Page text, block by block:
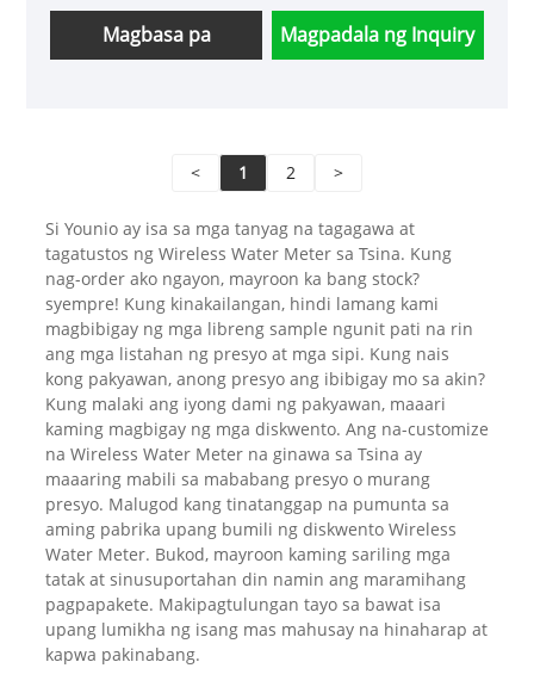
Magbasa pa
Magpadala ng Inquiry
< 1 2 >
Si Younio ay isa sa mga tanyag na tagagawa at
tagatustos ng Wireless Water Meter sa Tsina. Kung
nag-order ako ngayon, mayroon ka bang stock?
syempre! Kung kinakailangan, hindi lamang kami
magbibigay ng mga libreng sample ngunit pati na rin
ang mga listahan ng presyo at mga sipi. Kung nais
kong pakyawan, anong presyo ang ibibigay mo sa akin?
Kung malaki ang iyong dami ng pakyawan, maaari
kaming magbigay ng mga diskwento. Ang na-customize
na Wireless Water Meter na ginawa sa Tsina ay
maaaring mabili sa mababang presyo o murang
presyo. Malugod kang tinatanggap na pumunta sa
aming pabrika upang bumili ng diskwento Wireless
Water Meter. Bukod, mayroon kaming sariling mga
tatak at sinusuportahan din namin ang maramihang
pagpapakete. Makipagtulungan tayo sa bawat isa
upang lumikha ng isang mas mahusay na hinaharap at
kapwa pakinabang.